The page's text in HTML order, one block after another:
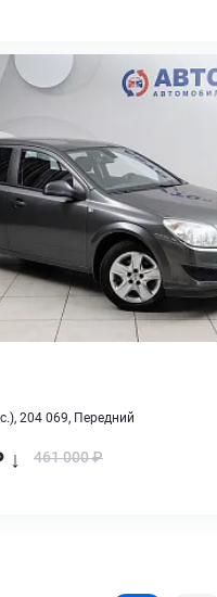
204 069, Передний
↓ 461 000 ₽